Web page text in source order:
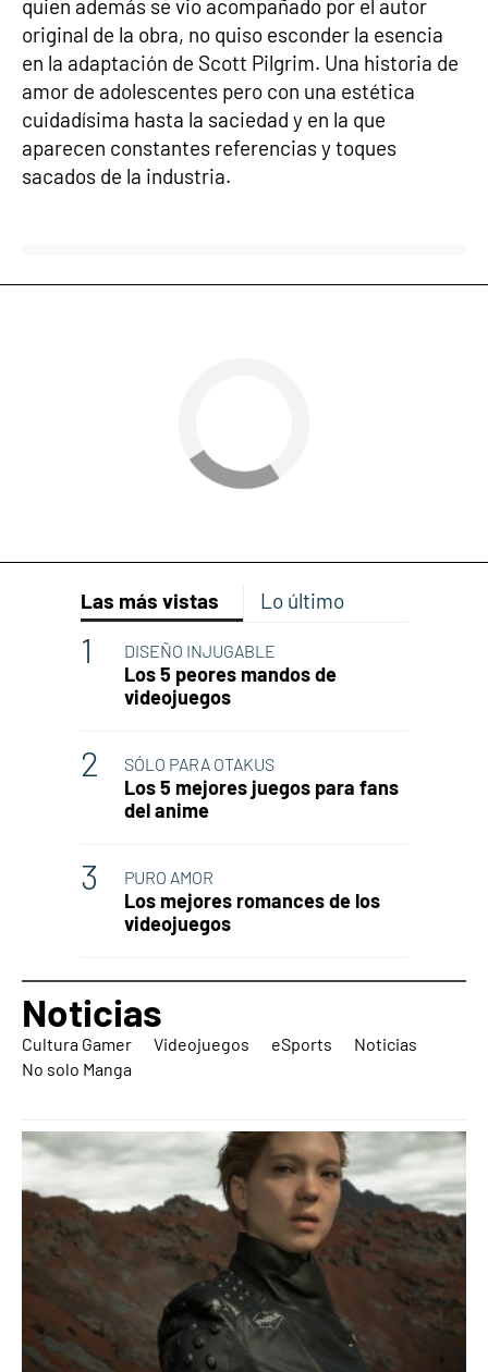
quien además se vio acompañado por el autor
original de la obra, no quiso esconder la esencia
en la adaptación de Scott Pilgrim. Una historia de
amor de adolescentes pero con una estética
cuidadísima hasta la saciedad y en la que
aparecen constantes referencias y toques
sacados de la industria.
Las más vistas Lo último
DISEÑO INJUGABLE
Los 5 peores mandos de
videojuegos
SÓLO PARA OTAKUS
Los 5 mejores juegos para fans
del anime
PURO AMOR
Los mejores romances de los
videojuegos
Noticias
Cultura Gamer Videojuegos eSports
Noticias
No solo Manga